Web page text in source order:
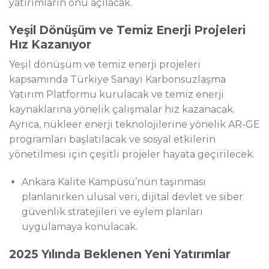
yatırımların önü açılacak.
Yeşil Dönüşüm ve Temiz Enerji Projeleri
Hız Kazanıyor
Yeşil dönüşüm ve temiz enerji projeleri
kapsamında Türkiye Sanayi Karbonsuzlaşma
Yatırım Platformu kurulacak ve temiz enerji
kaynaklarına yönelik çalışmalar hız kazanacak.
Ayrıca, nükleer enerji teknolojilerine yönelik AR-GE
programları başlatılacak ve sosyal etkilerin
yönetilmesi için çeşitli projeler hayata geçirilecek.
Ankara Kalite Kampüsü’nün taşınması
planlanırken ulusal veri, dijital devlet ve siber
güvenlik stratejileri ve eylem planları
uygulamaya konulacak.
2025 Yılında Beklenen Yeni Yatırımlar